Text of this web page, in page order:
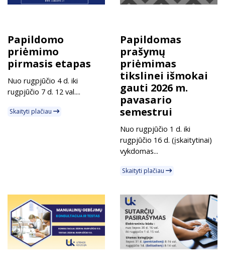
Papildomo
priėmimo
pirmasis etapas
Nuo rugpjūčio 4 d. iki
rugpjūčio 7 d. 12 val....
Skaityti plačiau
Papildomas
prašymų
priėmimas
tikslinei išmokai
gauti 2026 m.
pavasario
semestrui
Nuo rugpjūčio 1 d. iki
rugpjūčio 16 d. (įskaitytinai)
vykdomas...
Skaityti plačiau